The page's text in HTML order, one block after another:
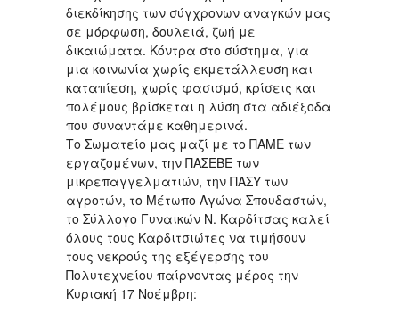
διεκδίκησης των σύγχρονων αναγκών μας
σε μόρφωση, δουλειά, ζωή με
δικαιώματα. Κόντρα στο σύστημα, για
μια κοινωνία χωρίς εκμετάλλευση και
καταπίεση, χωρίς φασισμό, κρίσεις και
πολέμους βρίσκεται η λύση στα αδιέξοδα
που συναντάμε καθημερινά.
Το Σωματείο μας μαζί με το ΠΑΜΕ των
εργαζομένων, την ΠΑΣΕΒΕ των
μικρεπαγγελματιών, την ΠΑΣΥ των
αγροτών, το Μέτωπο Αγώνα Σπουδαστών,
το Σύλλογο Γυναικών Ν. Καρδίτσας καλεί
όλους τους Καρδιτσιώτες να τιμήσουν
τους νεκρούς της εξέγερσης του
Πολυτεχνείου παίρνοντας μέρος την
Κυριακή 17 Νοέμβρη: